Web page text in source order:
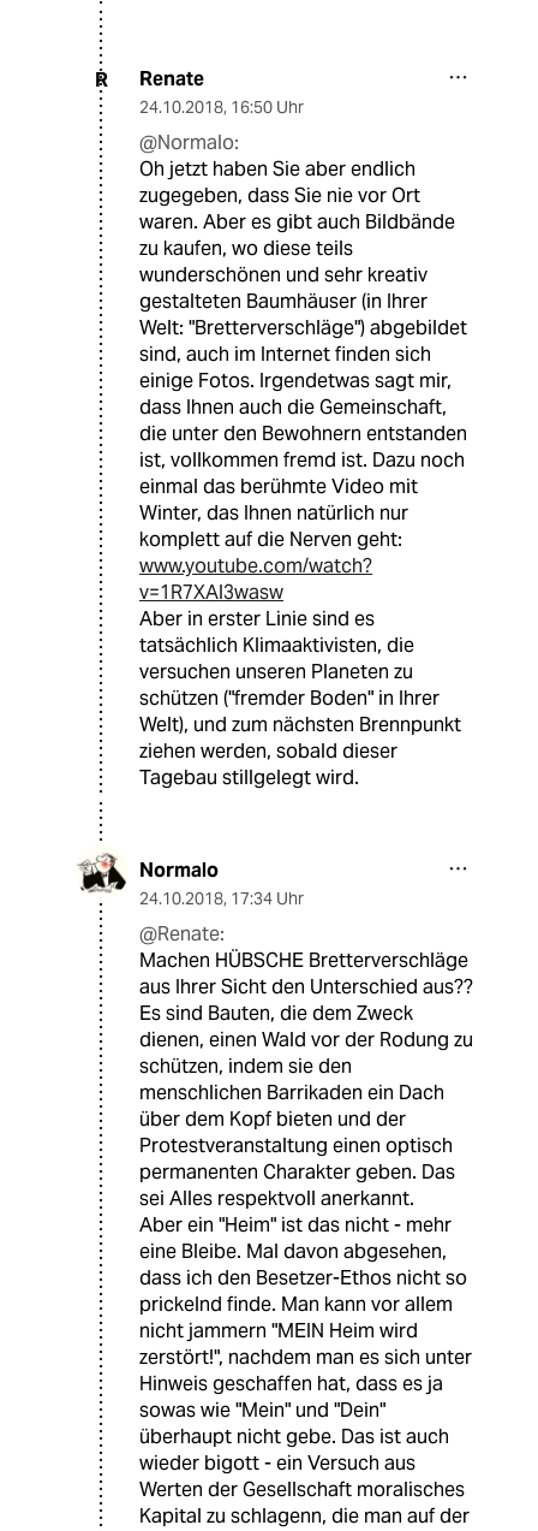
R Renate
24.10.2018, 16:50 Uhr
@Normalo:
Oh jetzt haben Sie aber endlich
zugegeben, dass Sie nie vor Ort
waren. Aber es gibt auch Bildbände
zu kaufen, wo diese teils
wunderschönen und sehr kreativ
gestalteten Baumhäuser (in Ihrer
Welt: "Bretterverschläge") abgebildet
sind, auch im Internet finden sich
einige Fotos. Irgendetwas sagt mir,
dass Ihnen auch die Gemeinschaft,
die unter den Bewohnern entstanden
ist, vollkommen fremd ist. Dazu noch
einmal das berühmte Video mit
Winter, das Ihnen natürlich nur
komplett auf die Nerven geht:
www.youtube.com/watch?
v=1R7XAl3wasw
Aber in erster Linie sind es
tatsächlich Klimaaktivisten, die
versuchen unseren Planeten zu
schützen ("fremder Boden" in Ihrer
Welt), und zum nächsten Brennpunkt
ziehen werden, sobald dieser
Tagebau stillgelegt wird.
Normalo
24.10.2018, 17:34 Uhr
@Renate:
Machen HÜBSCHE Bretterverschläge
aus Ihrer Sicht den Unterschied aus??
Es sind Bauten, die dem Zweck
dienen, einen Wald vor der Rodung zu
schützen, indem sie den
menschlichen Barrikaden ein Dach
über dem Kopf bieten und der
Protestveranstaltung einen optisch
permanenten Charakter geben. Das
sei Alles respektvoll anerkannt.
Aber ein "Heim" ist das nicht - mehr
eine Bleibe. Mal davon abgesehen,
dass ich den Besetzer-Ethos nicht so
prickelnd finde. Man kann vor allem
nicht jammern "MEIN Heim wird
zerstört!", nachdem man es sich unter
Hinweis geschaffen hat, dass es ja
sowas wie "Mein" und "Dein"
überhaupt nicht gebe. Das ist auch
wieder bigott - ein Versuch aus
Werten der Gesellschaft moralisches
Kapital zu schlagenn, die man auf der